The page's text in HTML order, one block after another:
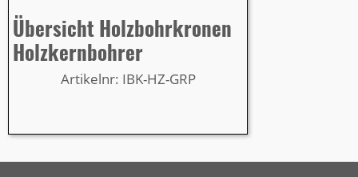
Übersicht Holzbohrkronen
Holzkernbohrer
Artikelnr: IBK-HZ-GRP